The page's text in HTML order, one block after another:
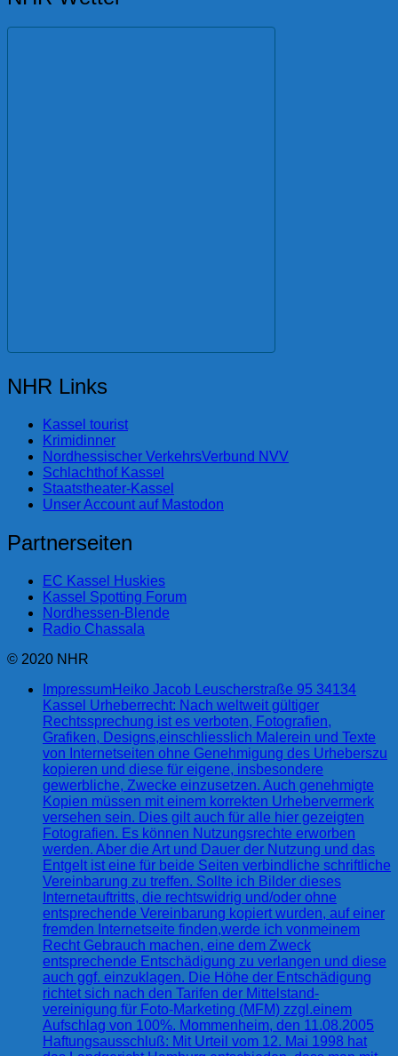
NHR Links
Kassel tourist
Krimidinner
Nordhessischer VerkehrsVerbund NVV
Schlachthof Kassel
Staatstheater-Kassel
Unser Account auf Mastodon
Partnerseiten
EC Kassel Huskies
Kassel Spotting Forum
Nordhessen-Blende
Radio Chassala
© 2020 NHR
ImpressumHeiko Jacob Leuscherstraße 95 34134
Kassel Urheberrecht: Nach weltweit gültiger
Rechtssprechung ist es verboten, Fotografien,
Grafiken, Designs,einschliesslich Malerein und Texte
von Internetseiten ohne Genehmigung des Urheberszu
kopieren und diese für eigene, insbesondere
gewerbliche, Zwecke einzusetzen. Auch genehmigte
Kopien müssen mit einem korrekten Urhebervermerk
versehen sein. Dies gilt auch für alle hier gezeigten
Fotografien. Es können Nutzungsrechte erworben
werden. Aber die Art und Dauer der Nutzung und das
Entgelt ist eine für beide Seiten verbindliche schriftliche
Vereinbarung zu treffen. Sollte ich Bilder dieses
Internetauftritts, die rechtswidrig und/oder ohne
entsprechende Vereinbarung kopiert wurden, auf einer
fremden Internetseite finden,werde ich vonmeinem
Recht Gebrauch machen, eine dem Zweck
entsprechende Entschädigung zu verlangen und diese
auch ggf. einzuklagen. Die Höhe der Entschädigung
richtet sich nach den Tarifen der Mittelstand-
vereinigung für Foto-Marketing (MFM) zzgl.einem
Aufschlag von 100%. Mommenheim, den 11.08.2005
Haftungsausschluß: Mit Urteil vom 12. Mai 1998 hat